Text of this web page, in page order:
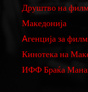
Реквизити
Филмови
Друштво на
Македонија
Aгенција за
Кинотека на
ИФФ Браќа